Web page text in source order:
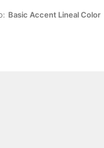
Basic Accent Lineal Color